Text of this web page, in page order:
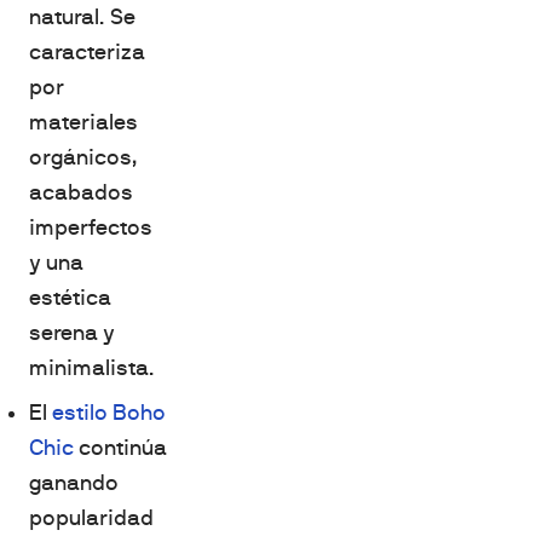
natural. Se
caracteriza
por
materiales
orgánicos,
acabados
imperfectos
y una
estética
serena y
minimalista.
El estilo Boho
Chic continúa
ganando
popularidad